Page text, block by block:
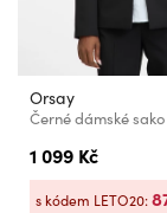
Orsay
Černé dámské sako
1 099 Kč
s kódem LETO20: